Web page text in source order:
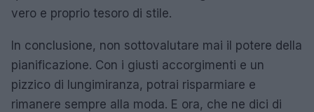
vero e proprio tesoro di stile.
In conclusione, non sottovalutare mai il potere della
pianificazione. Con i giusti accorgimenti e un
pizzico di lungimiranza, potrai risparmiare e
rimanere sempre alla moda. E ora, che ne dici di